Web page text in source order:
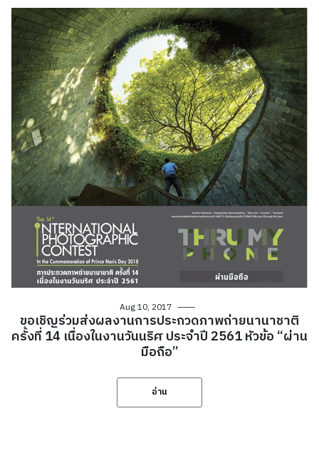
Aug 10, 2017
ขอเชิญร่วมส่งผลงานการประกวดภาพถ่ายนานาชาติ
ครั้งที่ 14 เนื่องในงานวันนริศ ประจำปี 2561 หัวข้อ “ผ่าน
มือถือ”
อ่าน